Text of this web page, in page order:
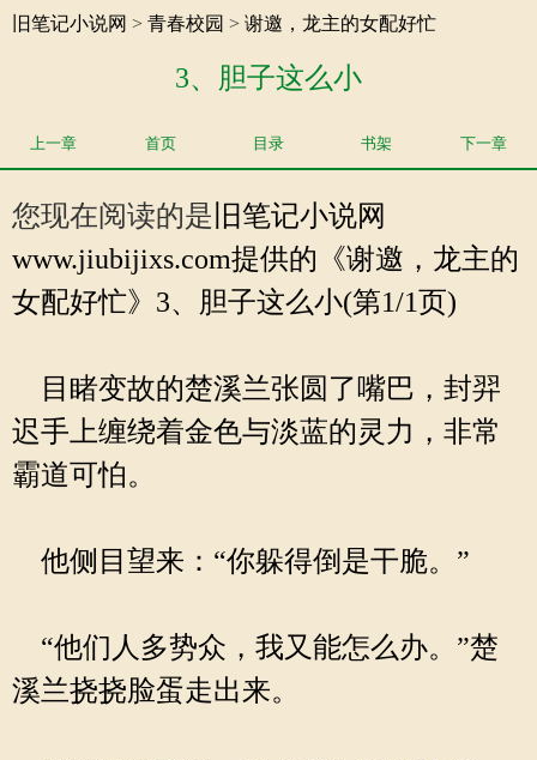
旧笔记小说网 > 青春校园 > 谢邀，龙主的女配好忙
3、胆子这么小
上一章 首页 目录 书架 下一章
您现在阅读的是 旧笔记小说网
www.jiubijixs.com提供的《谢邀，龙主的
女配好忙》3、胆子这么小(第1/1页)
目睹变故的楚溪兰张圆了嘴巴，封羿
迟手上缠绕着金色与淡蓝的灵力，非常
霸道可怕。
他侧目望来：“你躲得倒是干脆。”
“他们人多势众，我又能怎么办。”楚
溪兰挠挠脸蛋走出来。